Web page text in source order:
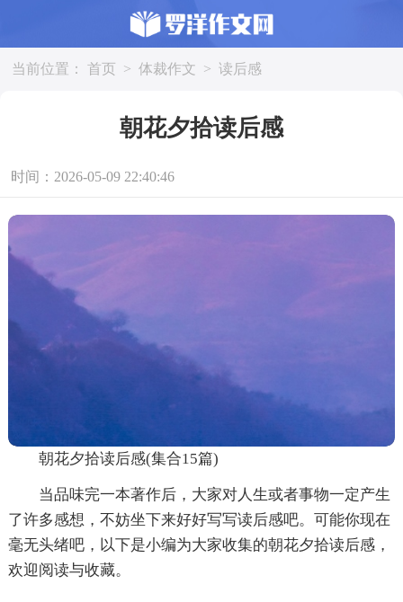
当前位置： 首页 > 体裁作文 > 读后感
朝花夕拾读后感
时间：2026-05-09 22:40:46
朝花夕拾读后感(集合15篇)
当品味完一本著作后，大家对人生或者事物一定产生
了许多感想，不妨坐下来好好写写读后感吧。可能你现在
毫无头绪吧，以下是小编为大家收集的朝花夕拾读后感，
欢迎阅读与收藏。